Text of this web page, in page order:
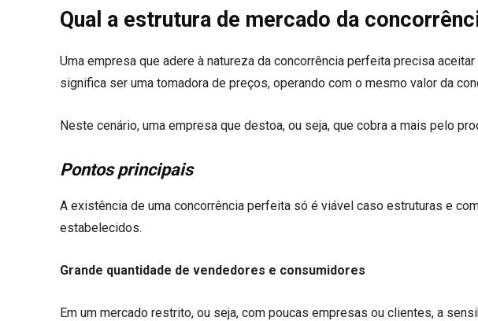
Qual a estrutura de mercado da
Uma empresa que adere à natureza da concorrência perfeita precisa
significa ser uma tomadora de preços, operando com o mesmo valor da
Neste cenário, uma empresa que destoa, ou seja, que cobra a mais pelo
Pontos principais
A existência de uma concorrência perfeita só é viável caso estruturas e
estabelecidos.
Grande quantidade de vendedores e consumidores
Em um mercado restrito, ou seja, com poucas empresas ou clientes, a